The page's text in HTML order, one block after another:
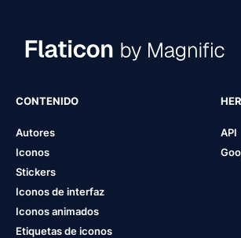
CONTENIDO
Autores
Iconos
Stickers
Iconos de interfaz
Iconos animados
Etiquetas de iconos
API